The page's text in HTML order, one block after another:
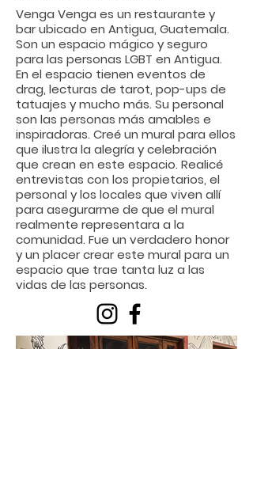
Venga Venga es un restaurante y
bar ubicado en Antigua, Guatemala.
Son un espacio mágico y seguro
para las personas LGBT en Antigua.
En el espacio tienen eventos de
drag, lecturas de tarot, pop-ups de
tatuajes y mucho más. Su personal
son las personas más amables e
inspiradoras. Creé un mural para ellos
que ilustra la alegría y celebración
que crean en este espacio. Realicé
entrevistas con los propietarios, el
personal y los locales que viven allí
para asegurarme de que el mural
realmente representara a la
comunidad. Fue un verdadero honor
y un placer crear este mural para un
espacio que trae tanta luz a las
vidas de las personas.